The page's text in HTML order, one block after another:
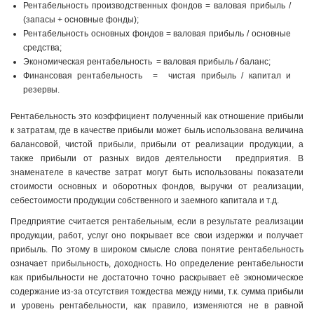
Рентабельность производственных фондов = валовая прибыль /
(запасы + основные фонды);
Рентабельность основных фондов = валовая прибыль / основные
средства;
Экономическая рентабельность = валовая прибыль / баланс;
Финансовая рентабельность = чистая прибыль / капитал и
резервы.
Рентабельность это коэффициент полученный как отношение прибыли
к затратам, где в качестве прибыли может быль использована величина
балансовой, чистой прибыли, прибыли от реализации продукции, а
также прибыли от разных видов деятельности предприятия. В
знаменателе в качестве затрат могут быть использованы показатели
стоимости основных и оборотных фондов, выручки от реализации,
себестоимости продукции собственного и заемного капитала и т.д.
Предприятие считается рентабельным, если в результате реализации
продукции, работ, услуг оно покрывает все свои издержки и получает
прибыль. По этому в широком смысле слова понятие рентабельность
означает прибыльность, доходность. Но определение рентабельности
как прибыльности не достаточно точно раскрывает её экономическое
содержание из-за отсутствия тождества между ними, т.к. сумма прибыли
и уровень рентабельности, как правило, изменяются не в равной